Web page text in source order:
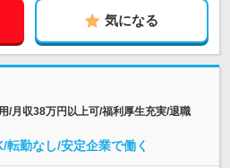
気になる
/月収38万円以上可/福利厚生充実/退職
転勤なし/安定企業で働く